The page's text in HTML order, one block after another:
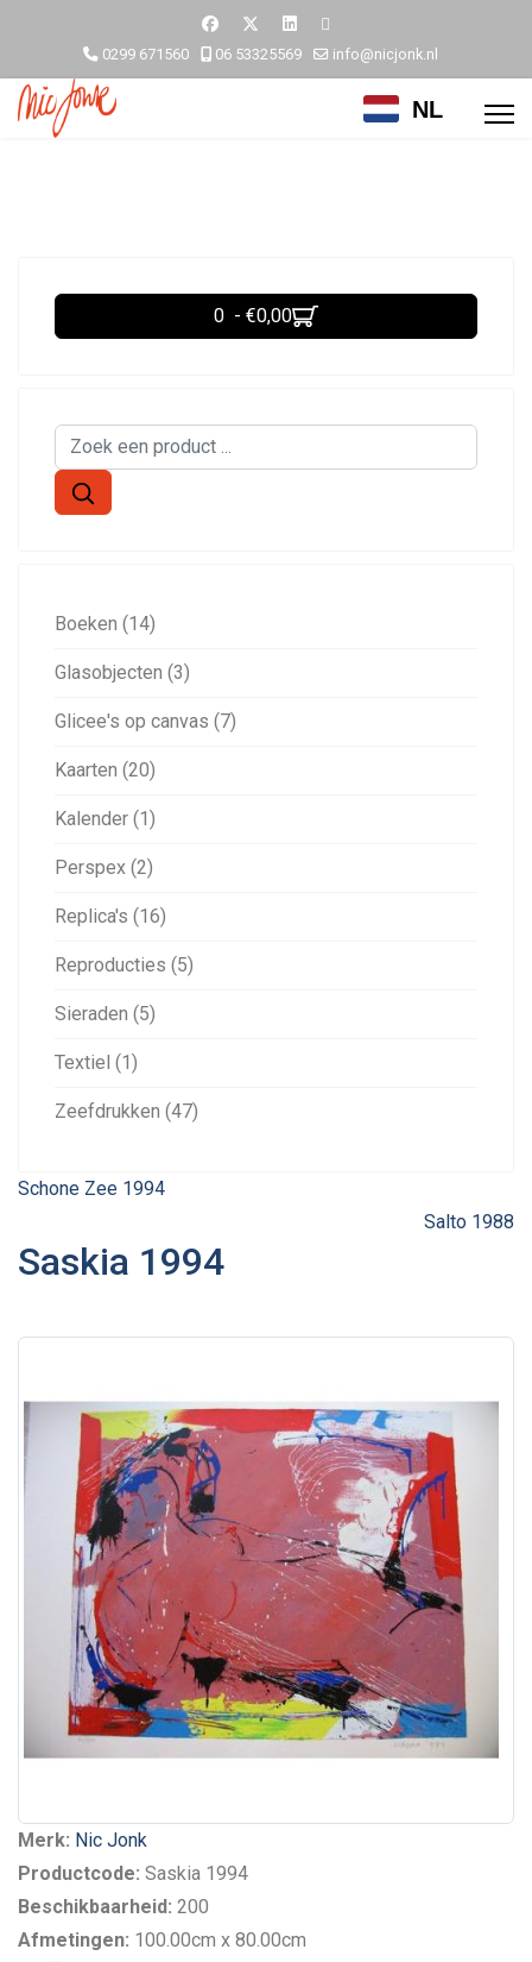
0299 671560 06 53325569 info@nicjonk.nl
NL
0 - €0,00
Boeken (14)
Glasobjecten (3)
Glicee's op canvas (7)
Kaarten (20)
Kalender (1)
Perspex (2)
Replica's (16)
Reproducties (5)
Sieraden (5)
Textiel (1)
Zeefdrukken (47)
Schone Zee 1994
Salto 1988
Saskia 1994
Merk: Nic Jonk
Productcode: Saskia 1994
Beschikbaarheid: 200
Afmetingen: 100.00cm x 80.00cm